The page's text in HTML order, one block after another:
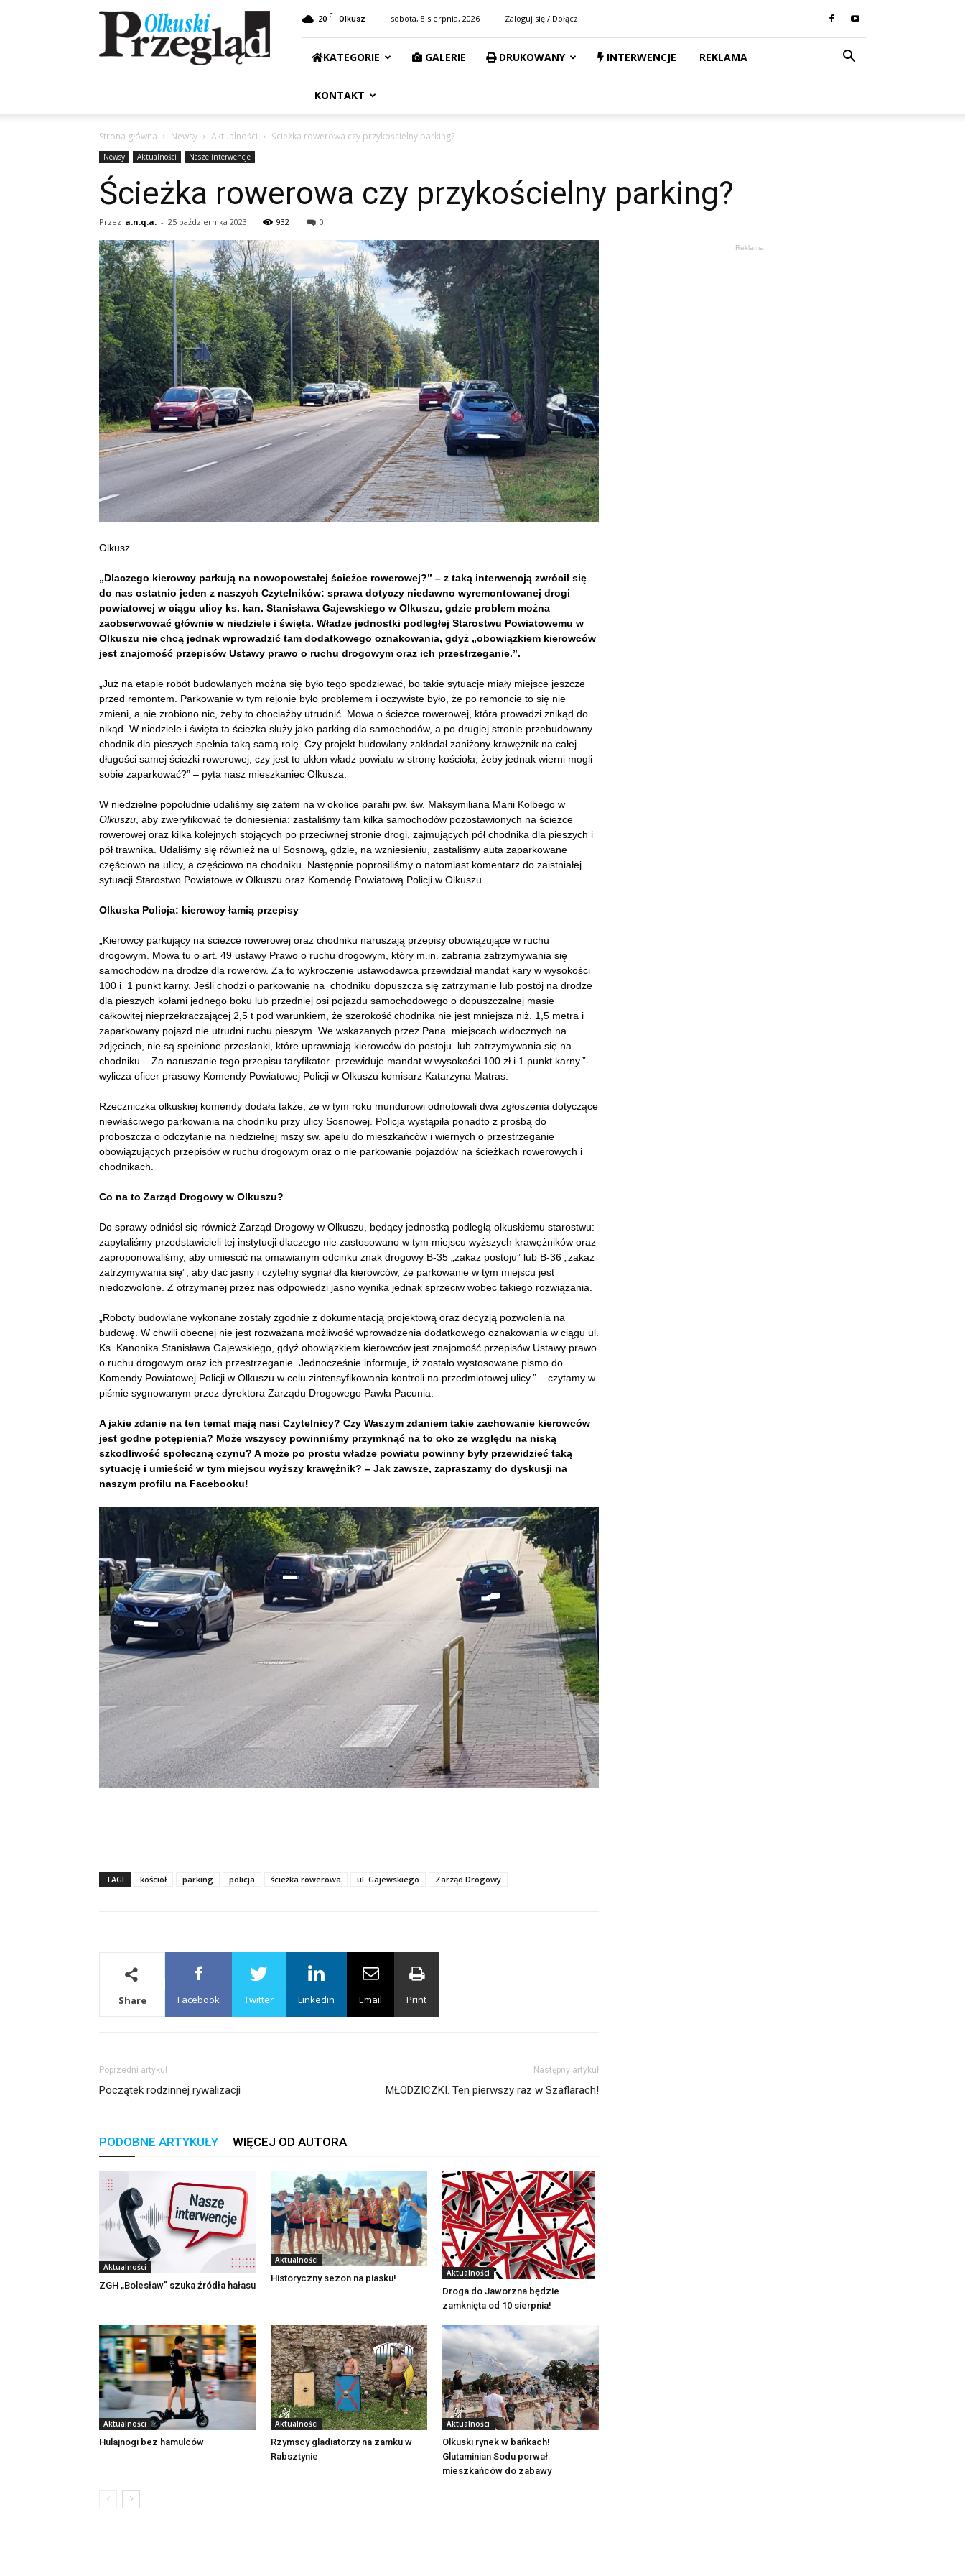
Przegląd
Olkuski
20 C Olkusz sobota, 8 sierpnia, 2026 Zaloguj się / Dołącz
KATEGORIE GALERIE DRUKOWANY INTERWENCJE REKLAMA
KONTAKT
Strona główna Newsy Aktualności Ścieżka rowerowa czy przykościelny parking?
Newsy Aktualności Nasze interwencje
Ścieżka rowerowa czy przykościelny parking?
Przez a.n.q.a. - 25 października 2023 932 0
Olkusz
„Dlaczego kierowcy parkują na nowopowstałej ścieżce rowerowej?” – z taką interwencją zwrócił się
do nas ostatnio jeden z naszych Czytelników: sprawa dotyczy niedawno wyremontowanej drogi
powiatowej w ciągu ulicy ks. kan. Stanisława Gajewskiego w Olkuszu, gdzie problem można
zaobserwować głównie w niedziele i święta. Władze jednostki podległej Starostwu Powiatowemu w
Olkuszu nie chcą jednak wprowadzić tam dodatkowego oznakowania, gdyż „obowiązkiem kierowców
jest znajomość przepisów Ustawy prawo o ruchu drogowym oraz ich przestrzeganie.”.
„Już na etapie robót budowlanych można się było tego spodziewać, bo takie sytuacje miały miejsce jeszcze
przed remontem. Parkowanie w tym rejonie było problemem i oczywiste było, że po remoncie to się nie
zmieni, a nie zrobiono nic, żeby to chociażby utrudnić. Mowa o ścieżce rowerowej, która prowadzi znikąd do
nikąd. W niedziele i święta ta ścieżka służy jako parking dla samochodów, a po drugiej stronie przebudowany
chodnik dla pieszych spełnia taką samą rolę. Czy projekt budowlany zakładał zaniżony krawężnik na całej
długości samej ścieżki rowerowej, czy jest to ukłon władz powiatu w stronę kościoła, żeby jednak wierni mogli
sobie zaparkować?” – pyta nasz mieszkaniec Olkusza.
W niedzielne popołudnie udaliśmy się zatem na w okolice parafii pw. św. Maksymiliana Marii Kolbego w
Olkuszu , aby zweryfikować te doniesienia: zastaliśmy tam kilka samochodów pozostawionych na ścieżce
rowerowej oraz kilka kolejnych stojących po przeciwnej stronie drogi, zajmujących pół chodnika dla pieszych i
pół trawnika. Udaliśmy się również na ul Sosnową, gdzie, na wzniesieniu, zastaliśmy auta zaparkowane
częściowo na ulicy, a częściowo na chodniku. Następnie poprosiliśmy o natomiast komentarz do zaistniałej
sytuacji Starostwo Powiatowe w Olkuszu oraz Komendę Powiatową Policji w Olkuszu.
Olkuska Policja: kierowcy łamią przepisy
„Kierowcy parkujący na ścieżce rowerowej oraz chodniku naruszają przepisy obowiązujące w ruchu
drogowym. Mowa tu o art. 49 ustawy Prawo o ruchu drogowym, który m.in. zabrania zatrzymywania się
samochodów na drodze dla rowerów. Za to wykroczenie ustawodawca przewidział mandat kary w wysokości
100 i 1 punkt karny. Jeśli chodzi o parkowanie na chodniku dopuszcza się zatrzymanie lub postój na drodze
dla pieszych kołami jednego boku lub przedniej osi pojazdu samochodowego o dopuszczalnej masie
całkowitej nieprzekraczającej 2,5 t pod warunkiem, że szerokość chodnika nie jest mniejsza niż. 1,5 metra i
zaparkowany pojazd nie utrudni ruchu pieszym. We wskazanych przez Pana miejscach widocznych na
zdjęciach, nie są spełnione przesłanki, które uprawniają kierowców do postoju lub zatrzymywania się na
chodniku. Za naruszanie tego przepisu taryfikator przewiduje mandat w wysokości 100 zł i 1 punkt karny.”-
wylicza oficer prasowy Komendy Powiatowej Policji w Olkuszu komisarz Katarzyna Matras.
Rzeczniczka olkuskiej komendy dodała także, że w tym roku mundurowi odnotowali dwa zgłoszenia dotyczące
niewłaściwego parkowania na chodniku przy ulicy Sosnowej. Policja wystąpiła ponadto z prośbą do
proboszcza o odczytanie na niedzielnej mszy św. apelu do mieszkańców i wiernych o przestrzeganie
obowiązujących przepisów w ruchu drogowym oraz o nie parkowanie pojazdów na ścieżkach rowerowych i
chodnikach.
Co na to Zarząd Drogowy w Olkuszu?
Do sprawy odniósł się również Zarząd Drogowy w Olkuszu, będący jednostką podległą olkuskiemu starostwu:
zapytaliśmy przedstawicieli tej instytucji dlaczego nie zastosowano w tym miejscu wyższych krawężników oraz
zaproponowaliśmy, aby umieścić na omawianym odcinku znak drogowy B-35 „zakaz postoju” lub B-36 „zakaz
zatrzymywania się”, aby dać jasny i czytelny sygnał dla kierowców, że parkowanie w tym miejscu jest
niedozwolone. Z otrzymanej przez nas odpowiedzi jasno wynika jednak sprzeciw wobec takiego rozwiązania.
„Roboty budowlane wykonane zostały zgodnie z dokumentacją projektową oraz decyzją pozwolenia na
budowę. W chwili obecnej nie jest rozważana możliwość wprowadzenia dodatkowego oznakowania w ciągu ul.
Ks. Kanonika Stanisława Gajewskiego, gdyż obowiązkiem kierowców jest znajomość przepisów Ustawy prawo
o ruchu drogowym oraz ich przestrzeganie. Jednocześnie informuje, iż zostało wystosowane pismo do
Komendy Powiatowej Policji w Olkuszu w celu zintensyfikowania kontroli na przedmiotowej ulicy.” – czytamy w
piśmie sygnowanym przez dyrektora Zarządu Drogowego Pawła Pacunia.
A jakie zdanie na ten temat mają nasi Czytelnicy? Czy Waszym zdaniem takie zachowanie kierowców
jest godne potępienia? Może wszyscy powinniśmy przymknąć na to oko ze względu na niską
szkodliwość społeczną czynu? A może po prostu władze powiatu powinny były przewidzieć taką
sytuację i umieścić w tym miejscu wyższy krawężnik? – Jak zawsze, zapraszamy do dyskusji na
naszym profilu na Facebooku!
TAGI kościół parking policja ścieżka rowerowa ul. Gajewskiego Zarząd Drogowy
Share Facebook Twitter Linkedin Email Print
Poprzedni artykuł
Początek rodzinnej rywalizacji
Następny artykuł
MŁODZICZKI. Ten pierwszy raz w Szaflarach!
PODOBNE ARTYKUŁY WIĘCEJ OD AUTORA
Aktualności
ZGH „Bolesław” szuka źródła hałasu
Aktualności
Historyczny sezon na piasku! Aktualności
Droga do Jaworzna będzie
zamknięta od 10 sierpnia!
Aktualności
Hulajnogi bez hamulców
Aktualności
Rzymscy gladiatorzy na zamku w
Rabsztynie
Aktualności
Olkuski rynek w bańkach!
Glutaminian Sodu porwał
mieszkańców do zabawy
Reklama